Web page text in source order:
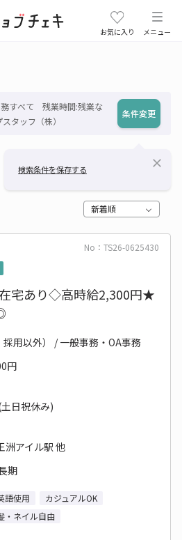
お気に入り メニュー
すべて 残業時間:残業な
タッフ（株）
条件変更
検索条件を保存する close
新着順
No：TS26-0625430
宅あり◇高時給2,300円★
用以外） / 一般事務・OA事務
円
日祝休み)
洲アイル駅 他
期
語使用
カジュアルOK
・ネイル自由